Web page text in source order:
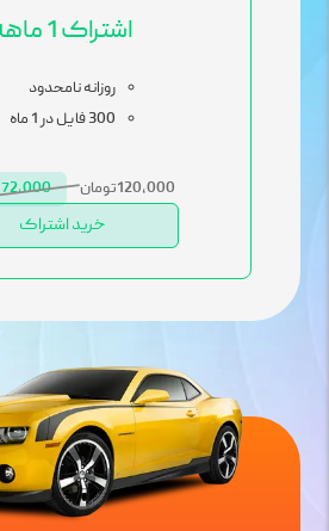
اشتراک 1 ماهه
روزانه نامحدود
300 فایل در 1 ماه
120,000تومان 72,000تومان
خرید اشتراک